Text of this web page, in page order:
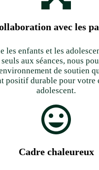
avec les
les enfants et les
aux séances, nous
de soutien
positif durable pour votre
adolescent.
Cadre chaleureux